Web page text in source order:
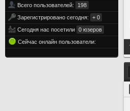
Всего пользователей:
198
Зарегистрировано сегодня:
+ 0
Сегодня нас посетили 0 юзеров
Сейчас онлайн пользователи: